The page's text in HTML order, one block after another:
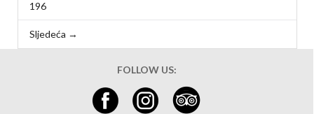
196
Sljedeća →
FOLLOW US: